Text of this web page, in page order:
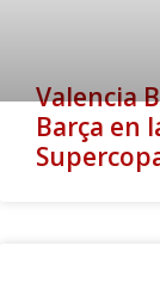
Valencia
Barça en